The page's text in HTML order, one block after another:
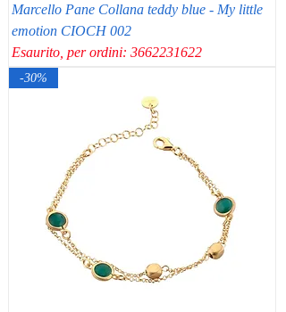
Marcello Pane Collana teddy blue - My little
emotion CIOCH 002
Esaurito, per ordini: 3662231622
-30%